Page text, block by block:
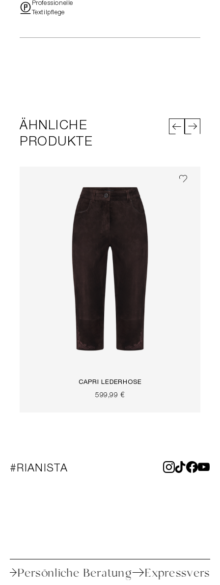
"Professionelle
Textilpflege
ÄHNLICHE
PRODUKTE
CAPRI LEDERHOSE
599,99 €
#RIANISTA
Persönliche Beratung